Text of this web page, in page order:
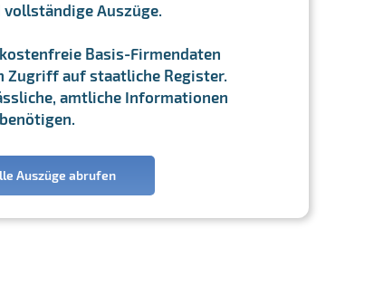
Auszüge.
Basis-Firmendaten
Zugriff auf staatliche Register.
amtliche Informationen
benötigen.
Auszüge abrufen